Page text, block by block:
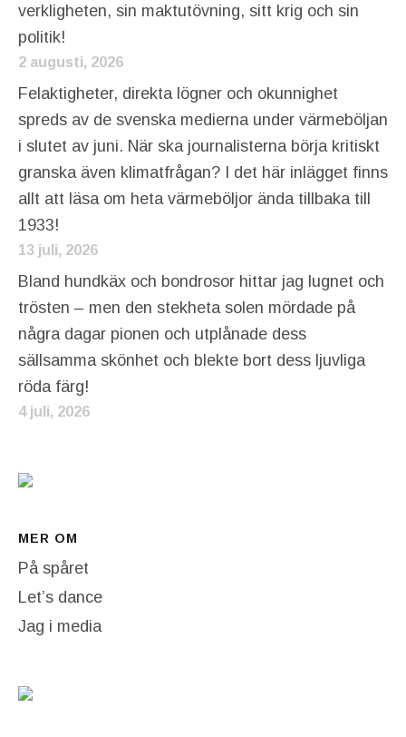
verkligheten, sin maktutövning, sitt krig och sin
politik!
2 augusti, 2026
Felaktigheter, direkta lögner och okunnighet
spreds av de svenska medierna under värmeböljan
i slutet av juni. När ska journalisterna börja kritiskt
granska även klimatfrågan? I det här inlägget finns
allt att läsa om heta värmeböljor ända tillbaka till
1933!
13 juli, 2026
Bland hundkäx och bondrosor hittar jag lugnet och
trösten – men den stekheta solen mördade på
några dagar pionen och utplånade dess
sällsamma skönhet och blekte bort dess ljuvliga
röda färg!
4 juli, 2026
MER OM
På spåret
Let’s dance
Jag i media